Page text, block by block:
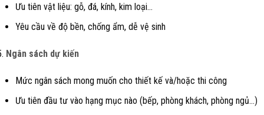
Ưu tiên vật liệu: gỗ, đá, kính, kim loại…
Yêu cầu về độ bền, chống ẩm, dễ vệ sinh
Ngân sách dự kiến
Mức ngân sách mong muốn cho thiết kế và/hoặc thi công
Ưu tiên đầu tư vào hạng mục nào (bếp, phòng khách, phòng ngủ…)